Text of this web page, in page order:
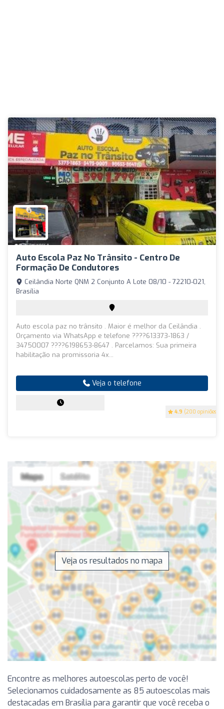
Auto Escola Paz No Trânsito - Centro De
Formação De Condutores
4.9 (200 opiniões)
Ceilândia Norte QNM 2 Conjunto A Lote 08/10 - 72210-021,
Brasília
Auto escola paz no trânsito . Maior é melhor da Ceilândia .
Orçamento via WhatsApp e telefone ????613373-1863 /
34750007 ????6198653-8647 . Parcelamos: Sua primeira
habilitação na promissoria 4x...
Veja o telefone
Veja os resultados no mapa
Encontre as melhores autoescolas perto de você!
Selecionamos cuidadosamente as 85 autoescolas mais
destacadas em Brasília para garantir que você receba o